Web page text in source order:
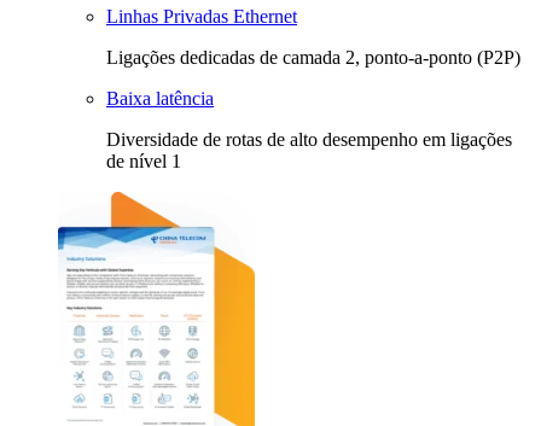
Linhas Privadas Ethernet
Ligações dedicadas de camada 2, ponto-a-ponto (P2P)
Baixa latência
Diversidade de rotas de alto desempenho em ligações
de nível 1